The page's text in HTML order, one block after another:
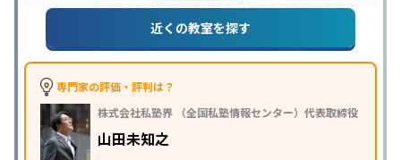
テスト対策内申点対策学習習慣の定着総合型選抜
(旧AO)対策 推薦入試対策学校別特化対策
特徴
中高一貫校生に対応
保証制度あり
授業の振替可能学習にPC・タブレッ
トを利用 オンライン対応
講習のみの受講可
近くの教室を探す
専門家の評価・評判は？
株式会社私塾界 （全国私塾情報センター）代表取締役
山田未知之